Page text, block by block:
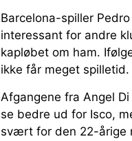
Barcelona-spiller
interessant for andre
kapløbet om ham.
ikke får meget spilletid.
Afgangene fra Angel
se bedre ud for Isco,
svært for den 22-årige